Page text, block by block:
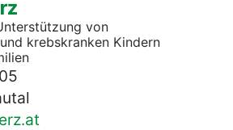
von
krebskranken Kindern